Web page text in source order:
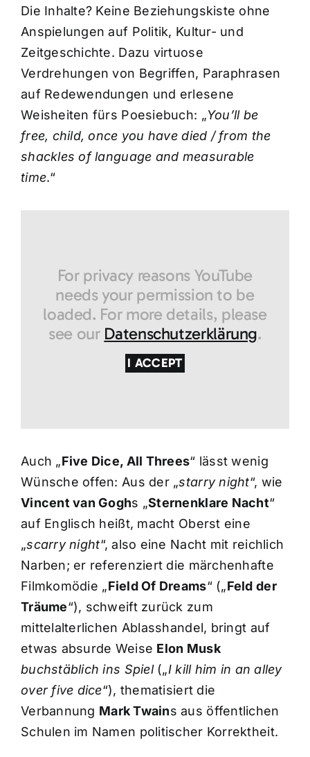
Die Inhalte? Keine Beziehungskiste ohne
Anspielungen auf Politik, Kultur- und
Zeitgeschichte. Dazu virtuose
Verdrehungen von Begriffen, Paraphrasen
auf Redewendungen und erlesene
Weisheiten fürs Poesiebuch: „You’ll be
free, child, once you have died / from the
shackles of language and measurable
time.“
For privacy reasons YouTube
needs your permission to be
loaded. For more details, please
see our Datenschutzerklärung.
I ACCEPT
Auch „Five Dice, All Threes“ lässt wenig
Wünsche offen: Aus der „starry night“, wie
Vincent van Goghs „Sternenklare Nacht“
auf Englisch heißt, macht Oberst eine
„scarry night“, also eine Nacht mit reichlich
Narben; er referenziert die märchenhafte
Filmkomödie „Field Of Dreams“ („Feld der
Träume“), schweift zurück zum
mittelalterlichen Ablasshandel, bringt auf
etwas absurde Weise Elon Musk
buchstäblich ins Spiel(„I kill him in an alley
over five dice“), thematisiert die
Verbannung Mark Twains aus öffentlichen
Schulen im Namen politischer Korrektheit.